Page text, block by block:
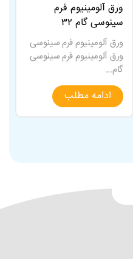
ورق آلومینیوم فرم
سینوسی گام ۳۲
ورق آلومینیوم فرم سینوسی
ورق آلومینیوم فرم سینوسی
گام...
ادامه مطلب